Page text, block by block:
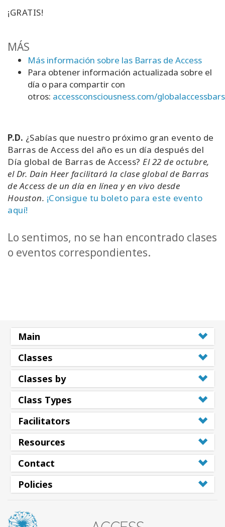
¡GRATIS!
MÁS
Más información sobre las Barras de Access
Para obtener información actualizada sobre el
día o para compartir con
otros: accessconsciousness.com/
P.D. ¿Sabías que nuestro próximo gran evento de
Barras de Access del año es un día después del
Día global de Barras de Access? El22 de octubre,
el Dr. Dain Heer facilitará la clase global de Barras
de Access de un día en línea y en vivo desde
Houston. ¡Consigue tu boleto para este evento
aquí!
Lo sentimos, no se han encontrado clases
o eventos correspondientes.
Main
Classes
Classes by
Class Types
Facilitators
Resources
Contact
Policies